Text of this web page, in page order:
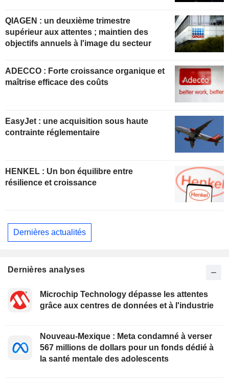
QIAGEN : un deuxième trimestre
supérieur aux attentes ; maintien des
objectifs annuels à l'image du secteur
ADECCO : Forte croissance organique et
maîtrise efficace des coûts
EasyJet : une acquisition sous haute
contrainte réglementaire
HENKEL : Un bon équilibre entre
résilience et croissance
Dernières actualités
Dernières analyses
Microchip Technology dépasse les attentes
grâce aux centres de données et à l'industrie
Nouveau-Mexique : Meta condamné à verser
567 millions de dollars pour un fonds dédié à
la santé mentale des adolescents